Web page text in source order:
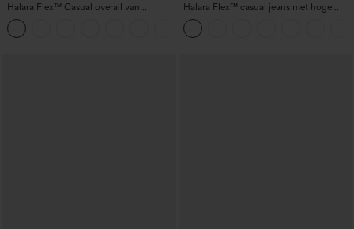
Halara Flex™ Casual overall van
gewassen denim met V-hals en zakken
Halara Flex™ casual jeans met hoge
taille, zakken, opgerolde zoom, wijde
pijpen en gewassen look